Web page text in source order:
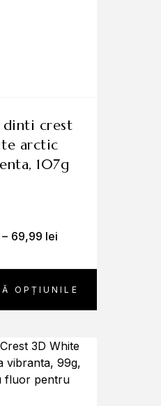
OPȚIUNILE
arctic
107g
– 69,99 lei